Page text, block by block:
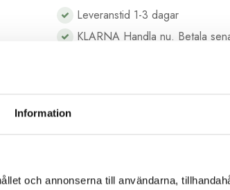
Information
och annonserna till användarna,
Leveranstid 1-3 dagar
KLARNA Handla nu. Betala